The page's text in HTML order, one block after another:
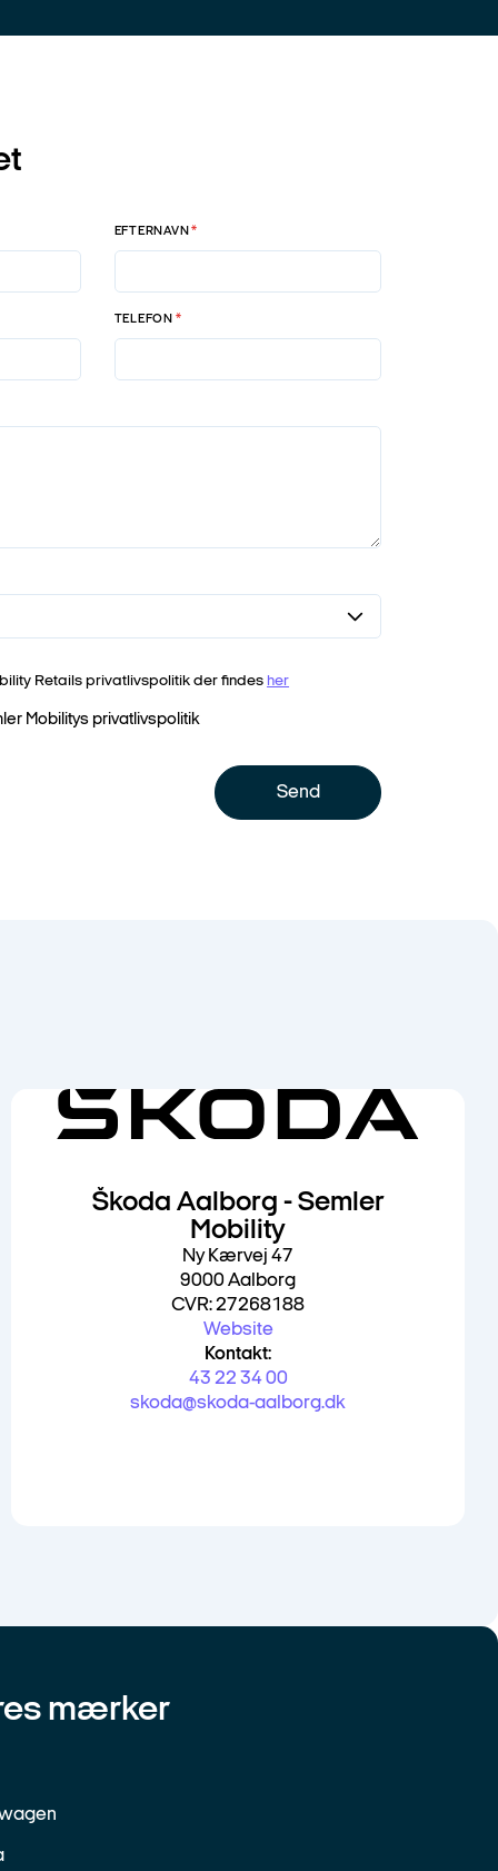
EFTERNAVN*
TELEFON*
Retails privatlivspolitik der findes her
Mobilitys privatlivspolitik
Škoda Aalborg - Semler
Mobility
Ny Kærvej 47
9000 Aalborg
CVR: 27268188
Website
Kontakt:
43 22 34 00
skoda@skoda-aalborg.dk
mærker